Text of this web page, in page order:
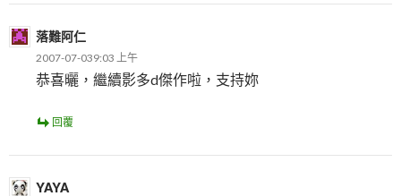
落難阿仁
2007-07-039:03 上午
恭喜曬，繼續影多d傑作啦，支持妳
回覆
YAYA